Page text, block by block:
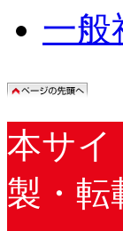
一般
本サイ
製・転